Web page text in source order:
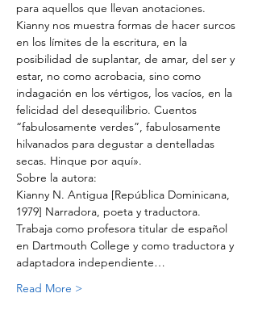
para aquellos que llevan anotaciones.
Kianny nos muestra formas de hacer surcos
en los límites de la escritura, en la
posibilidad de suplantar, de amar, del ser y
estar, no como acrobacia, sino como
indagación en los vértigos, los vacíos, en la
felicidad del desequilibrio. Cuentos
“fabulosamente verdes”, fabulosamente
hilvanados para degustar a dentelladas
secas. Hinque por aquí».
Sobre la autora:
Kianny N. Antigua [República Dominicana,
1979] Narradora, poeta y traductora.
Trabaja como profesora titular de español
en Dartmouth College y como traductora y
adaptadora independiente…
Read More >